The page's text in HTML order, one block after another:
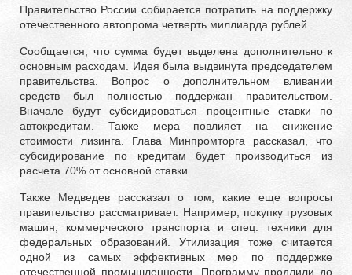
Правительство России собирается потратить на поддержку
отечественного автопрома четверть миллиарда рублей.
Сообщается, что сумма будет выделена дополнительно к
основным расходам. Идея была выдвинута председателем
правительства. Вопрос о дополнительном вливании
средств был полностью поддержан правительством.
Вначале будут субсидироваться процентные ставки по
автокредитам. Также мера повлияет на снижение
стоимости лизинга. Глава Минпромторга рассказал, что
субсидирование по кредитам будет производиться из
расчета 70% от основной ставки.
Также Медведев рассказал о том, какие еще вопросы
правительство рассматривает. Например, покупку грузовых
машин, коммерческого транспорта и спец. техники для
федеральных образований. Утилизация тоже считается
одной из самых эффективных мер по поддержке
отечественной промышленности. Программу продлили до